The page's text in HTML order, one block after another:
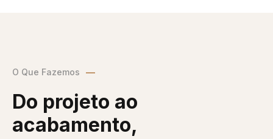
O Que Fazemos
Do projeto ao
acabamento,